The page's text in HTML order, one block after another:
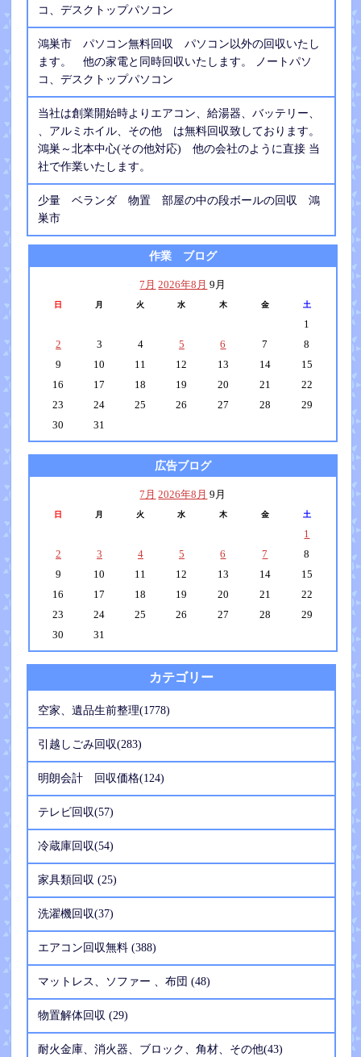
コ、デスクトップパソコン
鴻巣市 パソコン無料回収 パソコン以外の回収いたし
ます。 他の家電と同時回収いたします。 ノートパソ
コ、デスクトップパソコン
当社は創業開始時よりエアコン、給湯器、バッテリー、
、アルミホイル、その他 は無料回収致しております。
鴻巣～北本中心(その他対応) 他の会社のように直接 当
社で作業いたします。
少量 ベランダ 物置 部屋の中の段ボールの回収 鴻
巣市
作業 ブログ
7月 2026年8月 9月
日 月 火 水 木 金 土
1
2
3 4 5 6 7
8
9
10 11 12 13 14
15
16
17 18 19 20 21
22
23
24 25 26 27 28
29
30
31
広告ブログ
7月 2026年8月 9月
日 月 火 水 木 金 土
1
2
3 4 5 6 7
8
9
10 11 12 13 14
15
16
17 18 19 20 21
22
23
24 25 26 27 28
29
30
31
カテゴリー
空家、遺品生前整理(1778)
引越しごみ回収(283)
明朗会計 回収価格(124)
テレビ回収(57)
冷蔵庫回収(54)
家具類回収 (25)
洗濯機回収(37)
エアコン回収無料 (388)
マットレス、ソファー 、布団 (48)
物置解体回収 (29)
耐火金庫、消火器、ブロック、角材、その他(43)